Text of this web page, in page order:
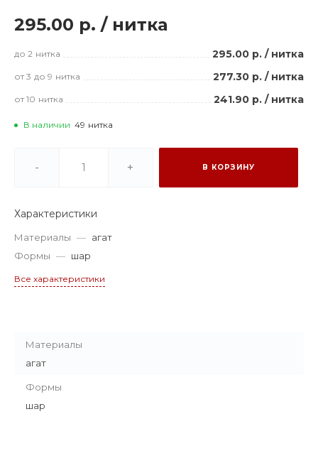
295.00 р. / нитка
до 2 нитка 295.00 р. / нитка
от 3 до 9 нитка 277.30 р. / нитка
от 10 нитка 241.90 р. / нитка
В наличии 49 нитка
- + В КОРЗИНУ
Характеристики
Материалы — агат
Формы — шар
Все характеристики
Материалы
агат
Формы
шар